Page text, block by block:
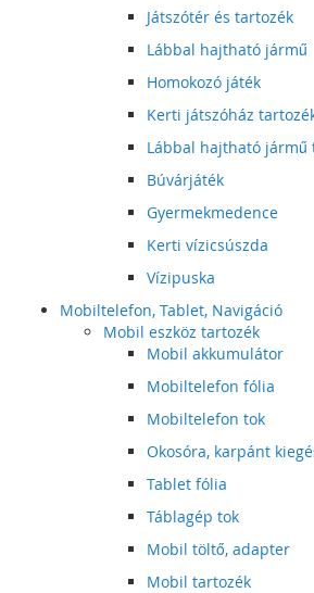
Játszótér és tartozék
Lábbal hajtható jármű
Homokozó játék
Kerti játszóház
Lábbal hajtható jármű
Búvárjáték
Gyermekmedence
Kerti vízicsúszda
Vízipuska
Mobiltelefon, Tablet, Navigáció
Mobil eszköz tartozék
Mobil akkumulátor
Mobiltelefon fólia
Mobiltelefon tok
Okosóra, karpánt
Tablet fólia
Táblagép tok
Mobil töltő, adapter
Mobil tartozék